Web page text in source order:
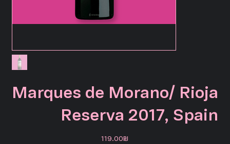
Marques de Morano/ Rioja
Reserva 2017, Spain
מחיר
‏119.00 ‏₪